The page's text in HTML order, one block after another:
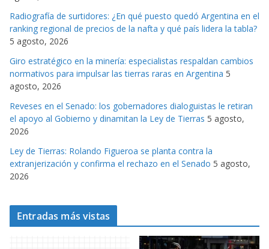
a
s
Radiografía de surtidores: ¿En qué puesto quedó Argentina en el
ranking regional de precios de la nafta y qué país lidera la tabla?
5 agosto, 2026
Giro estratégico en la minería: especialistas respaldan cambios
normativos para impulsar las tierras raras en Argentina 5
agosto, 2026
Reveses en el Senado: los gobernadores dialoguistas le retiran
el apoyo al Gobierno y dinamitan la Ley de Tierras 5 agosto,
2026
Ley de Tierras: Rolando Figueroa se planta contra la
extranjerización y confirma el rechazo en el Senado 5 agosto,
2026
Entradas más vistas